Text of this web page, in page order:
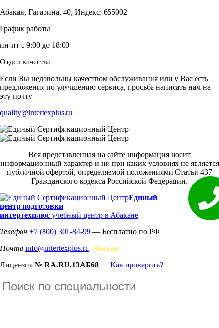
Абакан, Гагарина, 40, Индекс: 655002
График работы
пн-пт с 9:00 до 18:00
Отдел качества
Если Вы недовольны качеством обслуживания или у Вас есть
предложения по улучшению сервиса, просьба написать нам на
эту почту
quality@intertexplus.ru
Вся представленная на сайте информация носит
информационный характер и ни при каких условиях не является
публичной офертой, определяемой положениями Статьи 437
Гражданского кодекса Российской Федерации.
Единый
центр подготовки
интертехплюс учебный центр в Абакане
Телефон +7 (800) 301-84-99 — Бесплатно по РФ
Почта info@intertexplus.ru Абакан
Лицензия № RA.RU.13АБ68 — Как проверить?